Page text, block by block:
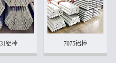
铝棒 7075铝棒